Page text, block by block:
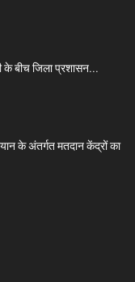
के बीच जिला प्रशासन...
के अंतर्गत मतदान केंद्रों का